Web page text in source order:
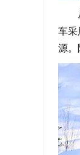
从
车采
源。